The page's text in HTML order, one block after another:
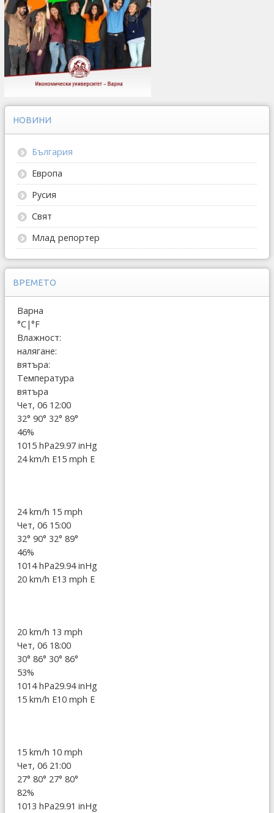
НОВИНИ
България
Европа
Русия
Свят
Млад репортер
ВРЕМЕТО
Варна
°C|°F
Влажност:
налягане:
вятъра:
Температура
вятъра
Чет, 06 12:00
32° 90° 32° 89°
46%
1015 hPa29.97 inHg
24 km/h E15 mph E
24 km/h 15 mph
Чет, 06 15:00
32° 90° 32° 89°
46%
1014 hPa29.94 inHg
20 km/h E13 mph E
20 km/h 13 mph
Чет, 06 18:00
30° 86° 30° 86°
53%
1014 hPa29.94 inHg
15 km/h E10 mph E
15 km/h 10 mph
Чет, 06 21:00
27° 80° 27° 80°
82%
1013 hPa29.91 inHg